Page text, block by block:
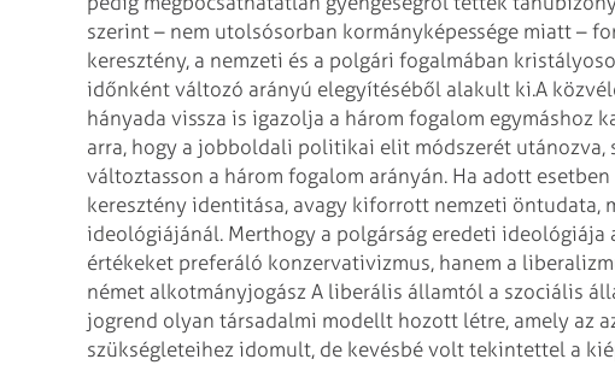
szerint – nem utolsósorban kormányképessége miatt –
keresztény, a nemzeti és a polgári fogalmában
időnként változó arányú elegyítéséből alakult ki.A
hányada vissza is igazolja a három fogalom egymáshoz
arra, hogy a jobboldali politikai elit módszerét utánozva,
változtasson a három fogalom arányán. Ha adott
keresztény identitása, avagy kiforrott nemzeti öntudata,
ideológiájánál. Merthogy a polgárság eredeti ideológiája
értékeket preferáló konzervativizmus, hanem a
német alkotmányjogász A liberális államtól a szociális
jogrend olyan társadalmi modellt hozott létre, amely az
szükségleteihez idomult, de kevésbé volt tekintettel a